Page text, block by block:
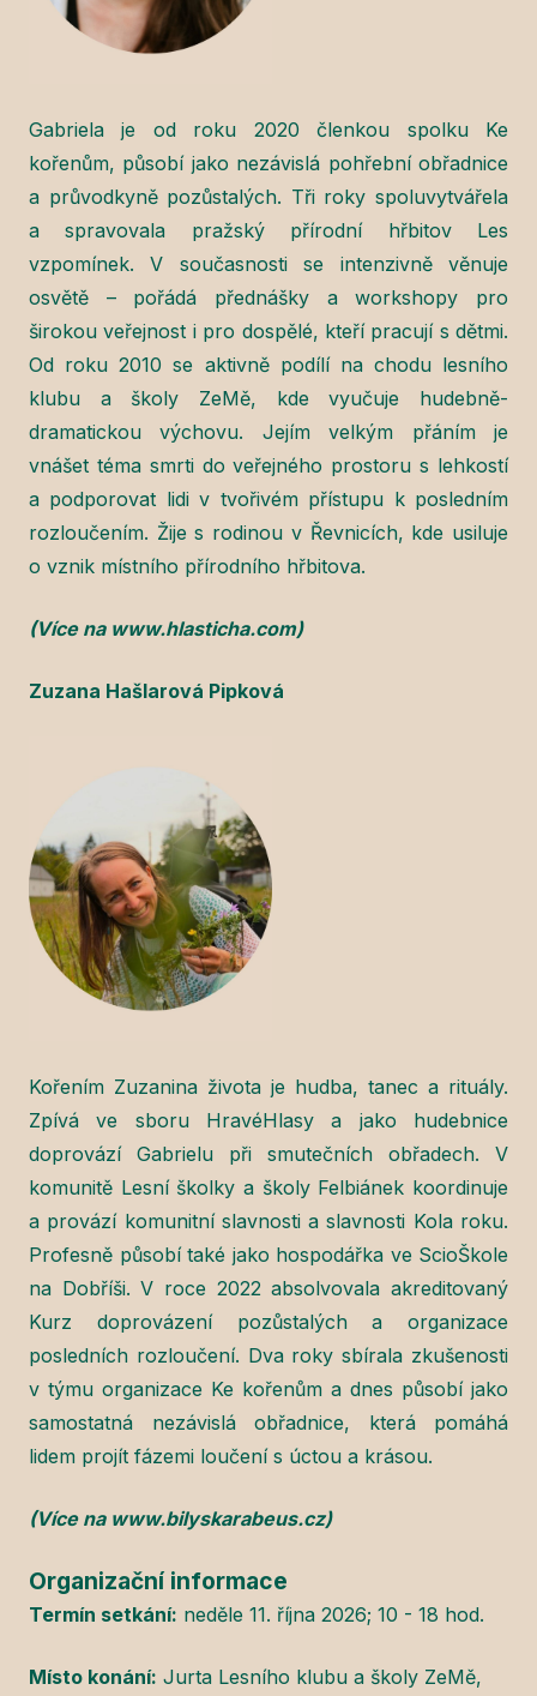
Gabriela je od roku 2020 členkou spolku Ke
kořenům, působí jako nezávislá pohřební obřadnice
a průvodkyně pozůstalých. Tři roky spoluvytvářela
a spravovala pražský přírodní hřbitov Les
vzpomínek. V současnosti se intenzivně věnuje
osvětě – pořádá přednášky a workshopy pro
širokou veřejnost i pro dospělé, kteří pracují s dětmi.
Od roku 2010 se aktivně podílí na chodu lesního
klubu a školy ZeMě, kde vyučuje hudebně-
dramatickou výchovu. Jejím velkým přáním je
vnášet téma smrti do veřejného prostoru s lehkostí
a podporovat lidi v tvořivém přístupu k posledním
rozloučením. Žije s rodinou v Řevnicích, kde usiluje
o vznik místního přírodního hřbitova.
(Více na www.hlasticha.com)
Zuzana Hašlarová Pipková
Kořením Zuzanina života je hudba, tanec a rituály.
Zpívá ve sboru HravéHlasy a jako hudebnice
doprovází Gabrielu při smutečních obřadech. V
komunitě Lesní školky a školy Felbiánek koordinuje
a provází komunitní slavnosti a slavnosti Kola roku.
Profesně působí také jako hospodářka ve ScioŠkole
na Dobříši. V roce 2022 absolvovala akreditovaný
Kurz doprovázení pozůstalých a organizace
posledních rozloučení. Dva roky sbírala zkušenosti
v týmu organizace Ke kořenům a dnes působí jako
samostatná nezávislá obřadnice, která pomáhá
lidem projít fázemi loučení s úctou a krásou.
(Více na www.bilyskarabeus.cz)
Organizační informace
Termín setkání: neděle 11. října 2026; 10 - 18 hod.
Místo konání: Jurta Lesního klubu a školy ZeMě,